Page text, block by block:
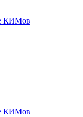
КИМов
КИМов